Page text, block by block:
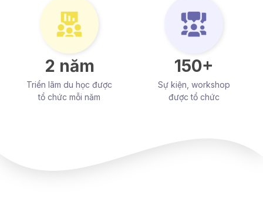
2 năm
Triển lãm du học được
tổ chức mỗi năm
150+
Sự kiện, workshop
được tổ chức